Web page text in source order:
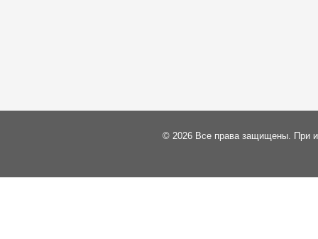
© 2026 Все права защищены. При